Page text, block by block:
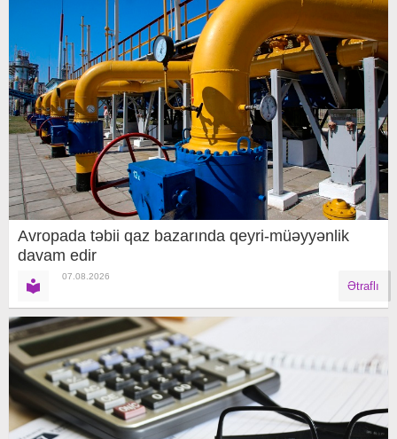
Avropada təbii qaz bazarında qeyri-müəyyənlik
davam edir
07.08.2026
Ətraflı